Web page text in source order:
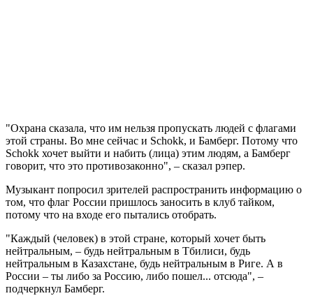
"Охрана сказала, что им нельзя пропускать людей с флагами
этой страны. Во мне сейчас и Schokk, и Бамберг. Потому что
Schokk хочет выйти и набить (лица) этим людям, а Бамберг
говорит, что это противозаконно", – сказал рэпер.
Музыкант попросил зрителей распространить информацию о
том, что флаг России пришлось заносить в клуб тайком,
потому что на входе его пытались отобрать.
"Каждый (человек) в этой стране, который хочет быть
нейтральным, – будь нейтральным в Тбилиси, будь
нейтральным в Казахстане, будь нейтральным в Риге. А в
России – ты либо за Россию, либо пошел... отсюда", –
подчеркнул Бамберг.